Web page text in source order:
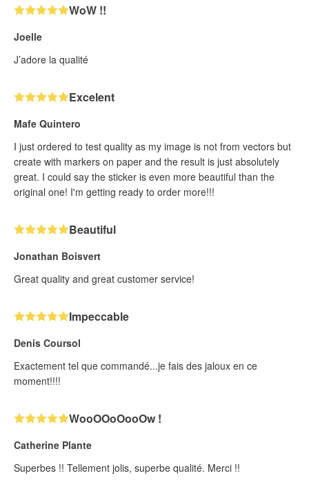
WoW !!
Joelle
J’adore la qualité
Excelent
Mafe Quintero
I just ordered to test quality as my image is not from vectors but
create with markers on paper and the result is just absolutely
great. I could say the sticker is even more beautiful than the
original one! I'm getting ready to order more!!!
Beautiful
Jonathan Boisvert
Great quality and great customer service!
Impeccable
Denis Coursol
Exactement tel que commandé...je fais des jaloux en ce
moment!!!!
WooOOoOooOw !
Catherine Plante
Superbes !! Tellement jolis, superbe qualité. Merci !!